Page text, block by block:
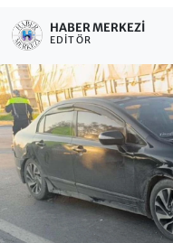
HABER MERKEZI
EDITÖR